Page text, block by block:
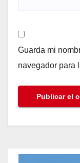
Guarda mi
navegador para